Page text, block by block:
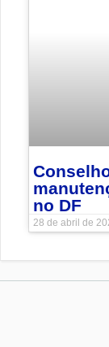
no DF
28 de abril de